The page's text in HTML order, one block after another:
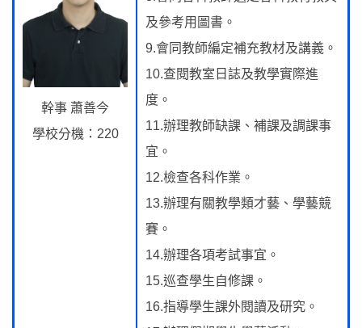
幹事 蕭善今
學校分機：220
及參考用圖書。
9.會同教師編定補充教材及講義。
10.查閱教室日誌及教學實際進
度。
11.辦理教師缺課、補課及調課事
宜。
12.檢查各科作業。
13.辦理有關教學類才藝、學藝競
賽。
14.辦理各項考試事宜。
15.巡查學生自修課。
16.指導學生課外閱讀及研究。